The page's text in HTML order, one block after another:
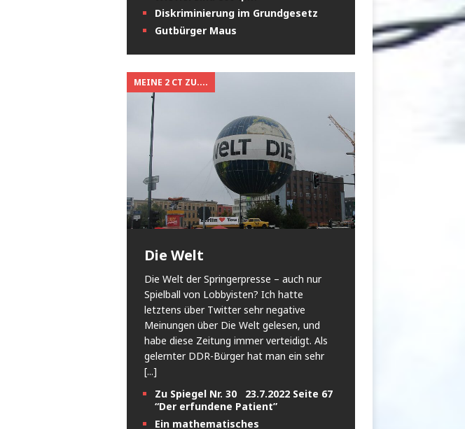
Diskriminierung im Grundgesetz
Gutbürger Maus
MEINE 2 CT ZU....
Die Welt
Die Welt der Springerpresse – auch nur
Spielball von Lobbyisten? Ich hatte
letztens über Twitter sehr negative
Meinungen über Die Welt gelesen, und
habe diese Zeitung immer verteidigt. Als
gelernter DDR-Bürger hat man ein sehr
[...]
Zu Spiegel Nr. 30 23.7.2022 Seite 67
“Der erfundene Patient”
Ein mathematisches